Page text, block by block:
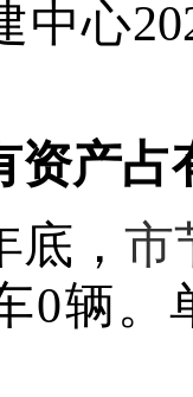
中心
资产占
底， 市
0辆。